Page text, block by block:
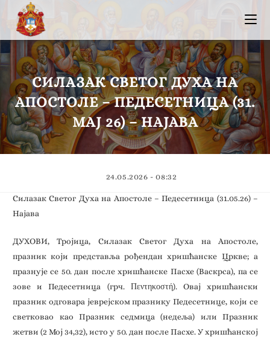
СИЛАЗАК СВЕТОГ ДУХА НА
АПОСТОЛЕ – ПЕДЕСЕТНИЦА (31.
МАЈ 26) – НАЈАВА
24.05.2026 - 08:32
Силазак Светог Духа на Апостоле – Педесетница (31.05.26) –
Најава
ДУХОВИ, Тројицa, Силазак Светог Духа на Апостоле,
празник који представља рођендан хришћанске Цркве; а
празнује се 50. дан после хришћанске Пасхе (Васкрса), па се
зове и Педесетница (грч. Πεντηκοστή). Овај хришћански
празник одговара јеврејском празнику Педесетнице, који се
светковао као Празник седмица (недеља) или Празник
жетви (2 Мој 34,32), исто у 50. дан после Пасхе. У хришћанској